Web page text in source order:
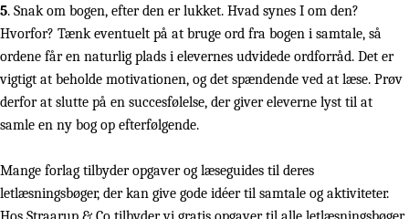
5. Snak om bogen, efter den er lukket. Hvad synes I om den?
Hvorfor? Tænk eventuelt på at bruge ord fra bogen i samtale, så
ordene får en naturlig plads i elevernes udvidede ordforråd. Det er
vigtigt at beholde motivationen, og det spændende ved at læse. Prøv
derfor at slutte på en succesfølelse, der giver eleverne lyst til at
samle en ny bog op efterfølgende.
Mange forlag tilbyder opgaver og læseguides til deres
letlæsningsbøger, der kan give gode idéer til samtale og aktiviteter.